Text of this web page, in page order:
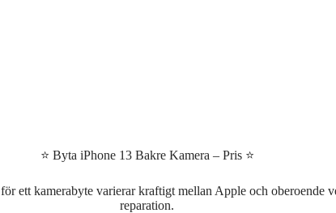
⭐ Byta iPhone 13 Bakre Kamera – Pris ⭐
ett kamerabyte varierar kraftigt mellan Apple och oberoende
reparation.